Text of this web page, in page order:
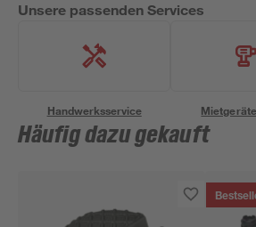
Unsere passenden Services
Handwerksservice
Häufig dazu gekauft